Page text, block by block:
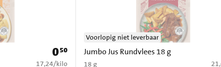
Prijs: € 0,50
050
€ 17,24 per kilo
17,24/kilo
Jumbo Jus Rundvlees 18 g
18 g
Voorlopig niet leverbaar
€